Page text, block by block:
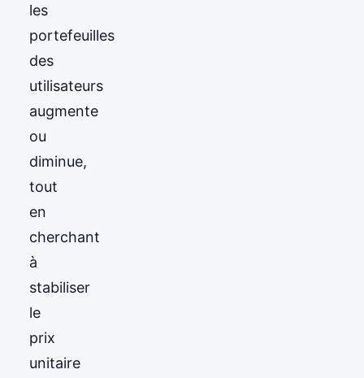
les
portefeuilles
des
utilisateurs
augmente
ou
diminue,
tout
en
cherchant
à
stabiliser
le
prix
unitaire